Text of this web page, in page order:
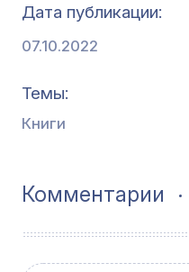
Дата публикации
07.10.2022
Темы
Книги
Комментарии